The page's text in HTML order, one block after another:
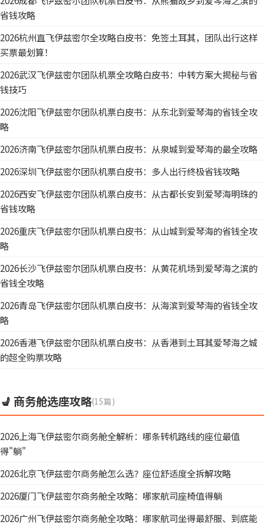
省钱攻略
2026杭州直飞伊兹密尔全攻略白皮书：免签土耳其，团队出行这样
买票最划算！
2026武汉飞伊兹密尔团队机票全攻略白皮书：中转方案大揭秘与省
钱技巧
2026沈阳飞伊兹密尔团队机票白皮书：从东北到爱琴海的省钱全攻
略
2026济南飞伊兹密尔团队机票白皮书：从泉城到爱琴海的最全攻略
2026深圳飞伊兹密尔团队机票白皮书：多人出行终极省钱攻略
2026西安飞伊兹密尔团队机票白皮书：从古都长安到爱琴海明珠的
省钱攻略
2026重庆飞伊兹密尔团队机票白皮书：从山城到爱琴海的省钱全攻
略
2026长沙飞伊兹密尔团队机票白皮书：从黄花机场到爱琴海之滨的
省钱全攻略
2026青岛飞伊兹密尔团队机票白皮书：从海滨到爱琴海的省钱全攻
略
2026香港飞伊兹密尔团队机票白皮书：从香港到土耳其爱琴海之城
的超全购票攻略
💺 商务舱选座攻略(15篇)
2026上海飞伊兹密尔商务舱全解析：哪条转机路线的座位最值
得"躺"
2026北京飞伊兹密尔商务舱怎么选？座位舒适度全拆解攻略
2026厦门飞伊兹密尔商务舱全攻略：哪家航司座椅值得躺
2026广州飞伊兹密尔商务舱全攻略：哪家航司坐得最舒服、到底能